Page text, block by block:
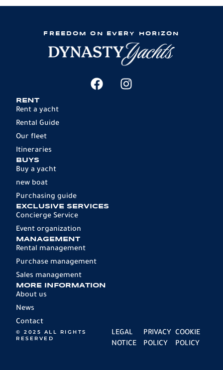
FREEDOM ON EVERY HORIZON
RENT
Rent a yacht
Rental Guide
Our fleet
Itineraries
BUYS
Buy a yacht
new boat
Purchasing guide
EXCLUSIVE SERVICES
Concierge Service
Event organization
MANAGEMENT
Rental management
Purchase management
Sales management
MORE INFORMATION
About us
News
Contact
© 2025 ALL RIGHTS
RESERVED
LEGAL
NOTICE
PRIVACY
POLICY
COOKIE
POLICY